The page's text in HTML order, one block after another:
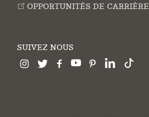
OPPORTUNITÉS DE CARRIÈRE
SUIVEZ NOUS